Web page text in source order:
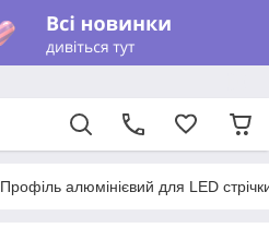
Профіль алюмінієвий для LED